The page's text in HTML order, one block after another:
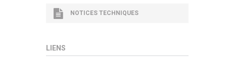
NOTICES TECHNIQUES
LIENS